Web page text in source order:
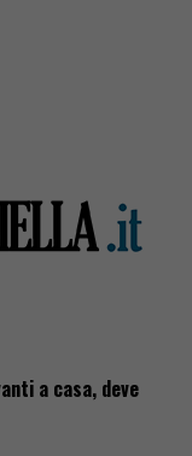
a casa, deve